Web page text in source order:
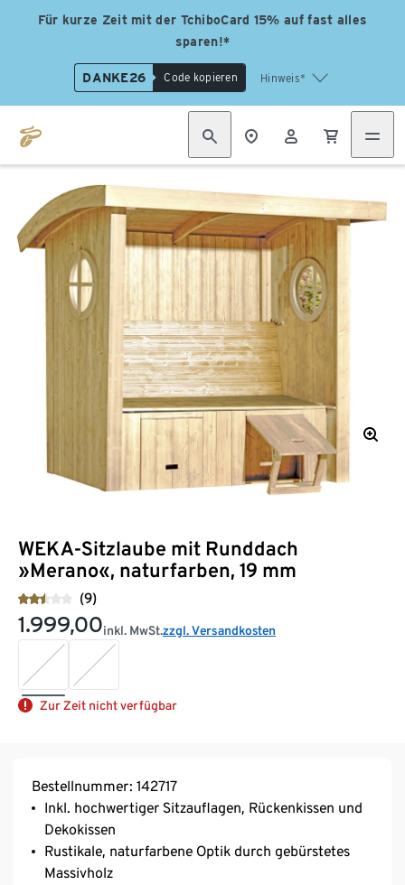
Für kurze Zeit mit der TchiboCard 15% auf fast alles
sparen!*
DANKE26 Code kopieren Hinweis*
WEKA-Sitzlaube mit Runddach
»Merano«, naturfarben, 19 mm
(9)
1.999,00inkl. MwSt.zzgl. Versandkosten
Zur Zeit nicht verfügbar
Bestellnummer: 142717
Inkl. hochwertiger Sitzauflagen, Rückenkissen und
Dekokissen
Rustikale, naturfarbene Optik durch gebürstetes
Massivholz